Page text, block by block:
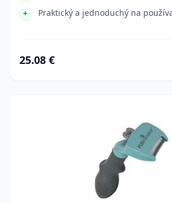
Praktický a jednoduchý na
25.08 €